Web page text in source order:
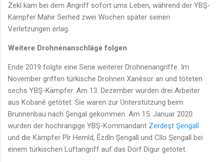
Zekî kam bei dem Angriff sofort ums Leben, während der YBŞ-
Kämpfer Mahir Serhed zwei Wochen später seinen
Verletzungen erlag.
Weitere Drohnenanschläge folgen
Ende 2019 folgte eine Serie weiterer Drohnenangriffe. Im
November griffen türkische Drohnen Xanêsor an und töteten
sechs YBŞ-Kämpfer. Am 13. Dezember wurden drei Arbeiter
aus Kobanê getötet. Sie waren zur Unterstützung beim
Brunnenbau nach Şengal gekommen. Am 15. Januar 2020
wurden der hochrangige YBŞ-Kommandant Zerdeşt Şengalî
und die Kämpfer Pîr Hemîd, Êzdîn Şengalî und Cîlo Şengalî bei
einem türkischen Luftangriff auf das Dorf Digur getötet.